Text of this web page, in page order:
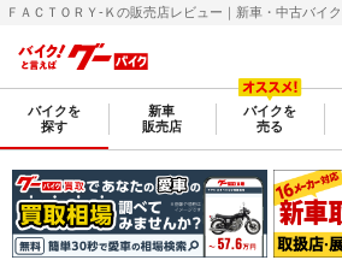
ＦＡＣＴＯＲＹ-Ｋの販売店レビュー｜新車・中古バイ
バイクを
探す
新車
販売店
バイクを
売る